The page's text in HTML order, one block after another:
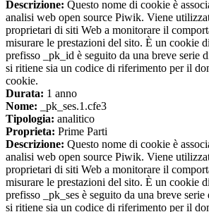
Descrizione: Questo nome di cookie è
analisi web open source Piwik. Viene
proprietari di siti Web a monitorare il
misurare le prestazioni del sito. È un cookie
prefisso _pk_id è seguito da una breve serie
si ritiene sia un codice di riferimento per il
cookie.
Durata: 1 anno
Nome: _pk_ses.1.cfe3
Tipologia: analitico
Proprieta: Prime Parti
Descrizione: Questo nome di cookie è
analisi web open source Piwik. Viene
proprietari di siti Web a monitorare il
misurare le prestazioni del sito. È un cookie
prefisso _pk_ses è seguito da una breve
si ritiene sia un codice di riferimento per il